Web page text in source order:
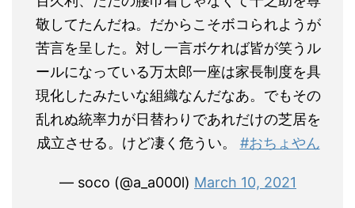
敬してたんだね。だからこそボコられようが
苦言を呈した。対し一言ボケれば皆が笑うル
ールになっている万太郎一座は家長制度を具
現化したみたいな組織なんだなあ。でもその
乱れぬ統率力が日替わりであれだけの芝居を
成立させる。けど凄く危うい。 #おちょやん
— soco (@a_a000l) March 10, 2021